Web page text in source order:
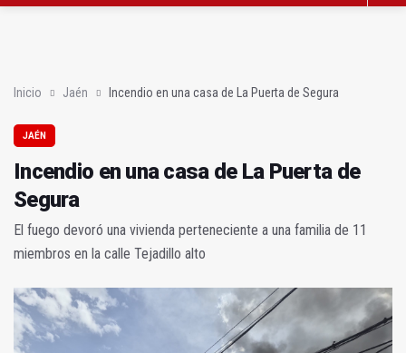
Inicio Jaén Incendio en una casa de La Puerta de Segura
JAÉN
Incendio en una casa de La Puerta de
Segura
El fuego devoró una vivienda perteneciente a una familia de 11
miembros en la calle Tejadillo alto